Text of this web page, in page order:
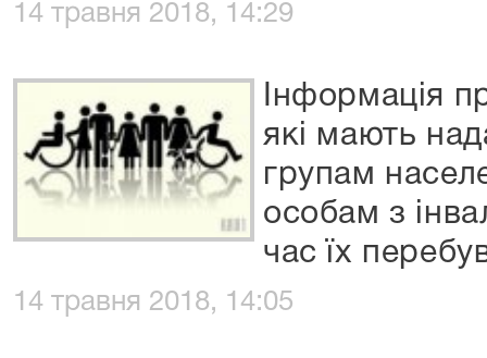
14 травня 2018, 14:29
Інформація
які мають
групам
особам з
час їх
14 травня 2018, 14:05